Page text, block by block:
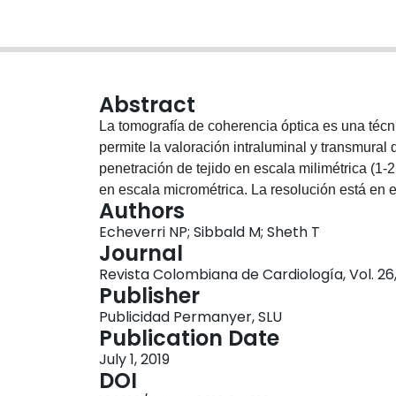
Abstract
La tomografía de coherencia óptica es una
permite la valoración intraluminal y transmural
penetración de tejido en escala milimétrica (1-
en escala micrométrica. La resolución está en
superior a la resolución del ultrasonido
otra técnica de imagen intracoronaria con
introducción hace más de dos décadas ha
la práctica clínica. Ha sido especialmente útil
aterosclerosis, la descripción de los
intervencionismo coronario. Hoy en día tiene
en casos en los que la angiografía es
complejo (enfermedad difusa, bifurcaciones,
(trombosis y restenosis); que es quizás una
Authors
Echeverri NP; Sibbald M; Sheth T
Journal
Revista Colombiana de Cardiología, Vol.
Publisher
Publicidad Permanyer, SLU
Publication Date
July 1, 2019
DOI